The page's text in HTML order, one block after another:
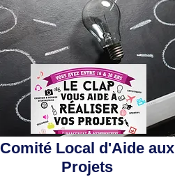
Comité Local d'Aide aux
Projets